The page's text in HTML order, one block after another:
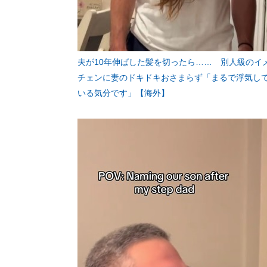
夫が10年伸ばした髪を切ったら…… 別人級のイ
チェンに妻のドキドキおさまらず「まるで浮気し
いる気分です」【海外】